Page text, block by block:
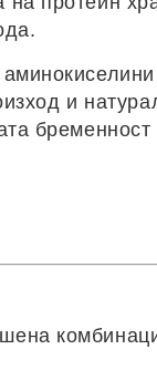
и
бременност